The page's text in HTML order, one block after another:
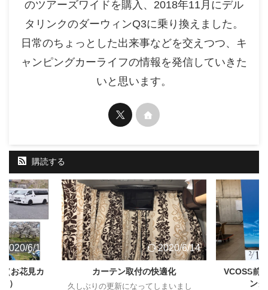
のツアーズワイドを購入、2018年11月にデル
タリンクのダーウィンQ3に乗り換えました。
日常のちょっとした出来事などを交えつつ、キ
ャンピングカーライフの情報を発信していきた
いと思います。
購読する
2020/6/14
お花見カ
）
2020/6/14
カーテン取付の快適化
久しぶりの更新になってしまいまし
VCOSS前
ン